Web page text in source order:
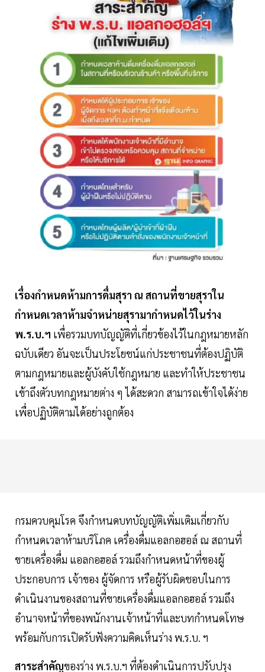
เรื่องกำหนดห้ามการดื่มสุรา ณ สถานที่ขายสุราใน
กำหนดเวลาห้ามจำหน่ายสุรามากำหนดไว้ในร่าง
พ.ร.บ.ฯ เพื่อรวมบทบัญญัติที่เกี่ยวข้องไว้ในกฎหมายหลัก
ฉบับเดียว อันจะเป็นประโยชน์แก่ประชาชนที่ต้องปฏิบัติ
ตามกฎหมายและผู้บังคับใช้กฎหมาย และทำให้ประชาชน
เข้าถึงตัวบทกฎหมายต่าง ๆ ได้สะดวก สามารถเข้าใจได้ง่าย
เพื่อปฏิบัติตามได้อย่างถูกต้อง
กรมควบคุมโรค จึงกำหนดบทบัญญัติเพิ่มเติมเกี่ยวกับ
กำหนดเวลาห้ามบริโภค เครื่องดื่มแอลกอฮอล์ ณ สถานที่
ขายเครื่องดื่ม แอลกอฮอล์ รวมถึงกำหนดหน้าที่ของผู้
ประกอบการ เจ้าของ ผู้จัดการ หรือผู้รับผิดชอบในการ
ดำเนินงานของสถานที่ขายเครื่องดื่มแอลกอฮอล์ รวมถึง
อำนาจหน้าที่ของพนักงานเจ้าหน้าที่และบทกำหนดโทษ
พร้อมกับการเปิดรับฟังความคิดเห็นร่าง พ.ร.บ. ฯ
สาระสำคัญของร่าง พ.ร.บ.ฯ ที่ต้องดำเนินการปรับปรุง